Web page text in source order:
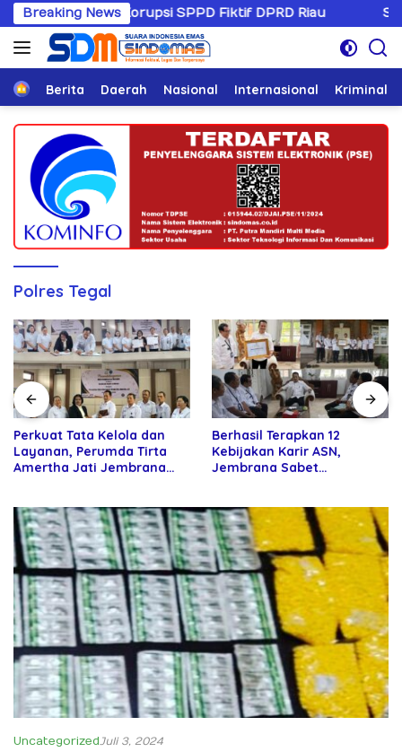
Langsung
ke
konten
Breaking News
Korupsi SPPD Fiktif DPRD Riau Sandiwaranya
HomeBerita Daerah Nasional Internasional Kriminal
Polres Tegal
Perkuat Tata Kelola dan
Layanan, Perumda Tirta
Amertha Jati Jembrana
Berhasil Terapkan 12
Kebijakan Karir ASN,
Jembrana Sabet
UncategorizedJuli 3, 2024